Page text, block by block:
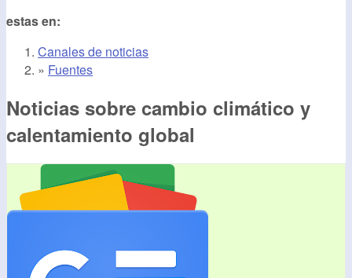
estas en:
Canales de noticias
» Fuentes
Noticias sobre cambio climático y
calentamiento global